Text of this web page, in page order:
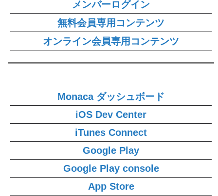
メンバーログイン
無料会員専用コンテンツ
オンライン会員専用コンテンツ
Monaca ダッシュボード
iOS Dev Center
iTunes Connect
Google Play
Google Play console
App Store